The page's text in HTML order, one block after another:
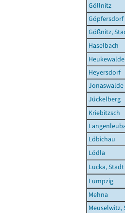
Göllnitz
Göpfersdorf
Gößnitz,
Haselbach
Heukewalde
Heyersdorf
Jonaswalde
Jückelberg
Kriebitzsch
Löbichau
Lödla
Lucka, Stadt
Lumpzig
Mehna
Meuselwitz,